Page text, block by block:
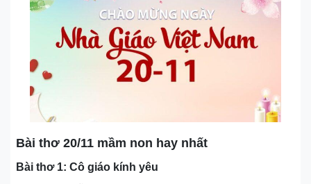
Bài thơ 20/11 mầm non hay nhất
Bài thơ 1: Cô giáo kính yêu